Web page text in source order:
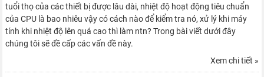
tuổi thọ của các thiết bị được lâu dài, nhiệt độ hoạt động tiêu chuẩn
của CPU là bao nhiêu vậy có cách nào để kiểm tra nó, xử lý khi máy
tính khi nhiệt độ lên quá cao thì làm ntn? Trong bài viết dưới đây
chúng tôi sẽ đề cấp các vấn đề này.
Xem chi tiết »